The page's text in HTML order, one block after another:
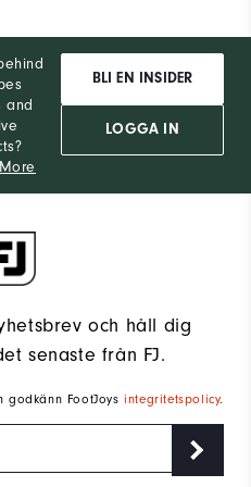
and
BLI EN INSIDER
LOGGA IN
och håll dig
senaste från FJ.
godkänn FootJoysintegritetspolicy.